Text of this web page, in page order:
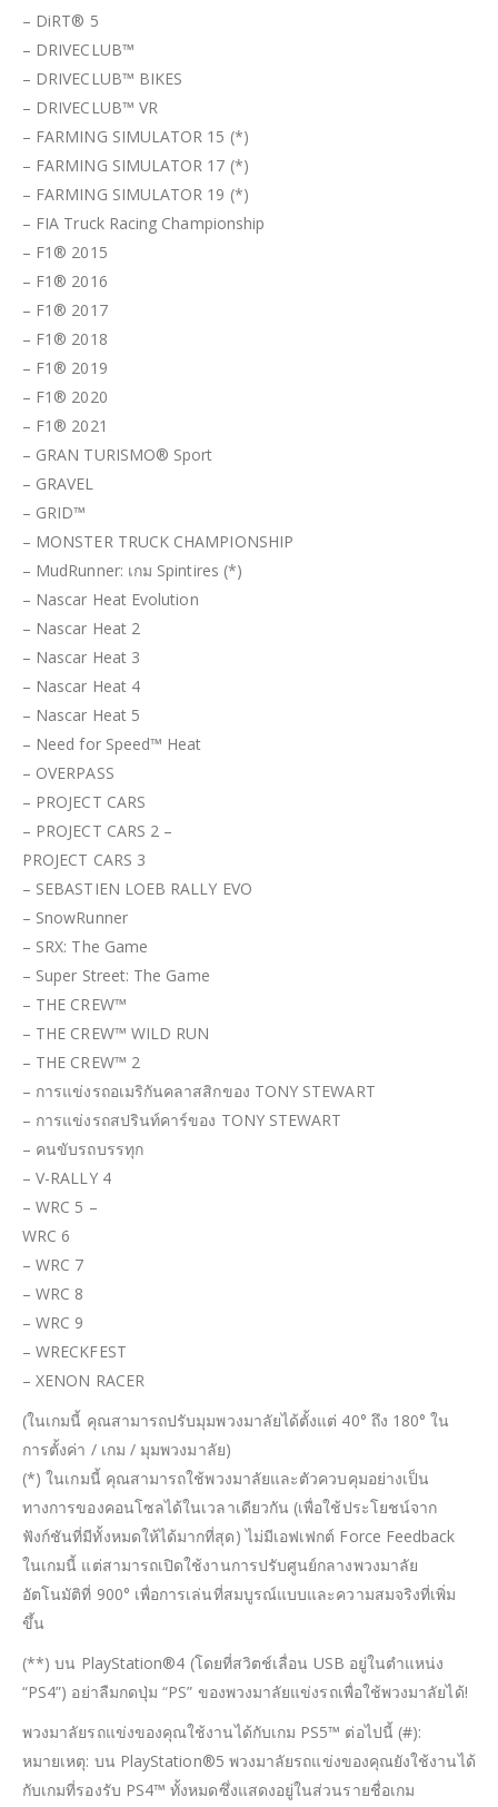
– DiRT® 5
– DRIVECLUB™
– DRIVECLUB™ BIKES
– DRIVECLUB™ VR
– FARMING SIMULATOR 15 (*)
– FARMING SIMULATOR 17 (*)
– FARMING SIMULATOR 19 (*)
– FIA Truck Racing Championship
– F1® 2015
– F1® 2016
– F1® 2017
– F1® 2018
– F1® 2019
– F1® 2020
– F1® 2021
– GRAN TURISMO® Sport
– GRAVEL
– GRID™
– MONSTER TRUCK CHAMPIONSHIP
– MudRunner: เกม Spintires (*)
– Nascar Heat Evolution
– Nascar Heat 2
– Nascar Heat 3
– Nascar Heat 4
– Nascar Heat 5
– Need for Speed™ Heat
– OVERPASS
– PROJECT CARS
– PROJECT CARS 2 –
PROJECT CARS 3
– SEBASTIEN LOEB RALLY EVO
– SnowRunner
– SRX: The Game
– Super Street: The Game
– THE CREW™
– THE CREW™ WILD RUN
– THE CREW™ 2
– การแข่งรถอเมริกันคลาสสิกของ TONY STEWART
– การแข่งรถสปรินท์คาร์ของ TONY STEWART
– คนขับรถบรรทุก
– V-RALLY 4
– WRC 5 –
WRC 6
– WRC 7
– WRC 8
– WRC 9
– WRECKFEST
– XENON RACER
(ในเกมนี้ คุณสามารถปรับมุมพวงมาลัยได้ตั้งแต่ 40° ถึง 180° ใน
การตั้งค่า / เกม / มุมพวงมาลัย)
(*) ในเกมนี้ คุณสามารถใช้พวงมาลัยและตัวควบคุมอย่างเป็น
ทางการของคอนโซลได้ในเวลาเดียวกัน (เพื่อใช้ประโยชน์จาก
ฟังก์ชันที่มีทั้งหมดให้ได้มากที่สุด) ไม่มีเอฟเฟกต์ Force Feedback
ในเกมนี้ แต่สามารถเปิดใช้งานการปรับศูนย์กลางพวงมาลัย
อัตโนมัติที่ 900° เพื่อการเล่นที่สมบูรณ์แบบและความสมจริงที่เพิ่ม
ขึ้น
(**) บน PlayStation®4 (โดยที่สวิตช์เลื่อน USB อยู่ในตำแหน่ง
“PS4”) อย่าลืมกดปุ่ม “PS” ของพวงมาลัยแข่งรถเพื่อใช้พวงมาลัยได้!
พวงมาลัยรถแข่งของคุณใช้งานได้กับเกม PS5™ ต่อไปนี้ (#):
หมายเหตุ: บน PlayStation®5 พวงมาลัยรถแข่งของคุณยังใช้งานได้
กับเกมที่รองรับ PS4™ ทั้งหมดซึ่งแสดงอยู่ในส่วนรายชื่อเกม